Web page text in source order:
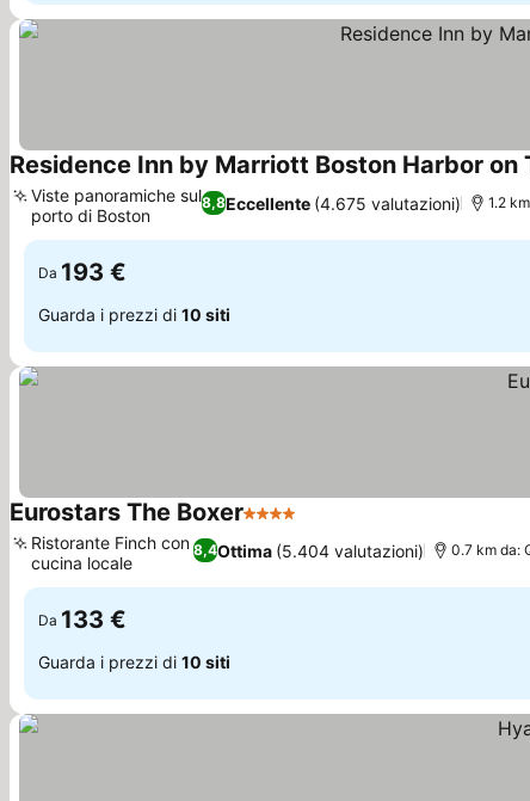
Residence Inn by Marriott Boston Harbor on
8,8Eccellente (4.675 valutazioni)
Viste panoramiche sul
porto di Boston
1.2
Da 193 €
Guarda i prezzi di 10 siti
Eurostars The Boxer4 Stelle
8,4Ottima (5.404 valutazioni)
Ristorante Finch con
cucina locale
0.7 km da:
Da 133 €
Guarda i prezzi di 10 siti